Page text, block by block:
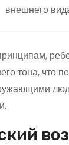
внешнего
тона, что